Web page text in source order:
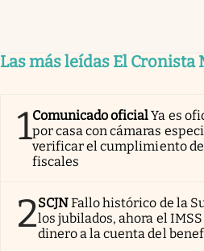
Las más leídas El Cronista
1Comunicado oficialYa es
por casa con cámaras
verificar el cumplimiento
fiscales
2SCJNFallo histórico de la
los jubilados, ahora el
dinero a la cuenta del